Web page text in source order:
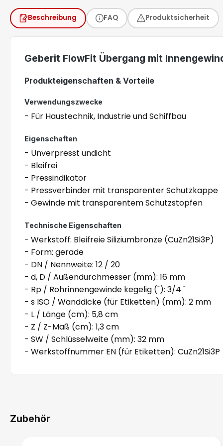
Beschreibung FAQ Produktsicherheit
Geberit FlowFit Übergang mit
Produkteigenschaften & Vorteile
Verwendungszwecke
- Für Haustechnik, Industrie und Schiffbau
Eigenschaften
- Unverpresst undicht
- Bleifrei
- Pressindikator
- Pressverbinder mit transparenter Schutzkappe
- Gewinde mit transparentem Schutzstopfen
Technische Eigenschaften
- Werkstoff: Bleifreie Siliziumbronze (CuZn21Si3P)
- Form: gerade
- DN / Nennweite: 12 / 20
- d, D / Außendurchmesser (mm): 16 mm
- Rp / Rohrinnengewinde kegelig ("): 3/4 "
- s ISO / Wanddicke (für Etiketten) (mm): 2 mm
- L / Länge (cm): 5,8 cm
- Z / Z-Maß (cm): 1,3 cm
- SW / Schlüsselweite (mm): 32 mm
- Werkstoffnummer EN (für Etiketten): CuZn21Si3P
Zubehör